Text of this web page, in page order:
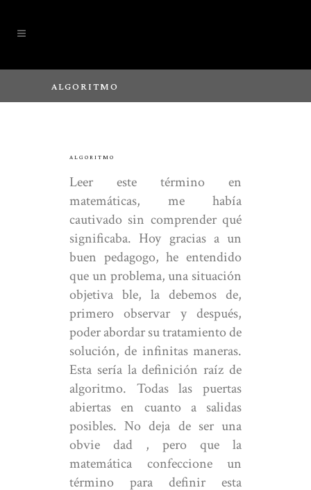
ALGORITMO
ALGORITMO
Leer este término en
matemáticas, me había
cautivado sin comprender qué
significaba. Hoy gracias a un
buen pedagogo, he entendido
que un problema, una situación
objetiva ble, la debemos de,
primero observar y después,
poder abordar su tratamiento de
solución, de infinitas maneras.
Esta sería la definición raíz de
algoritmo. Todas las puertas
abiertas en cuanto a salidas
posibles. No deja de ser una
obvie dad , pero que la
matemática confeccione un
término para definir esta